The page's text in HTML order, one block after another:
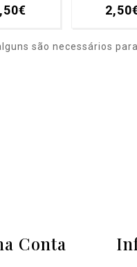
são necessários
Conta